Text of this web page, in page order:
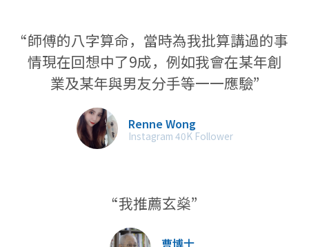
“師傅的八字算命，當時為我批算講過的事
情現在回想中了9成，例如我會在某年創
業及某年與男友分手等一一應驗”
Renne Wong
Instagram 40K Follower
“我推薦玄燊”
曹博士